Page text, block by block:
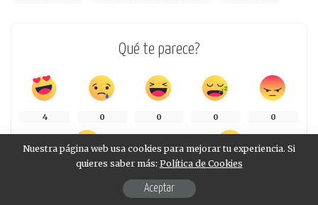
Qué te parece?
4 0 0 0 0
3
Nuestra página web usa cookies para mejorar tu experiencia. Si
quieres saber más: Política de Cookies
Aceptar